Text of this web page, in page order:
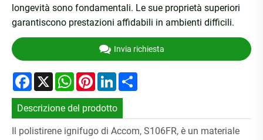
longevità sono fondamentali. Le sue proprietà superiori
garantiscono prestazioni affidabili in ambienti difficili.
Invia richiesta
Facebook
X WhatsApp
PinterestLinkedIn
Descrizione del prodotto
Il polistirene ignifugo di Accom, S106FR, è un materiale